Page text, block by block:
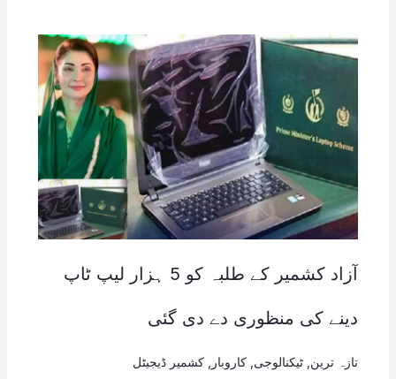
آزاد کشمیر کے طلبہ کو 5 ہزار لیپ ٹاپ
دینے کی منظوری دے دی گئی
تازہ ترین ٹیکنالوجی کاروبار کشمیر ڈیجیٹل